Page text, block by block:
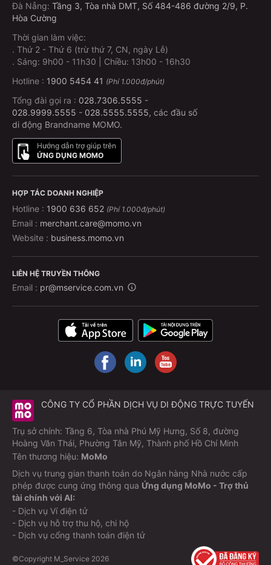
Đà Nẵng: Tầng 3, Tòa nhà DMT, Số 484-486 đường 2/9, P.
Hòa Cường
Thời gian làm việc:
. Thứ 2 - Thứ 6 (trừ thứ 7, CN, ngày Lễ)
. Sáng: 9h00 - 11h30 | Chiều: 13h00 - 16h30
Hotline : 1900 5454 41 (Phí 1.000đ/phút)
Tổng đài gọi ra : 028.7306.5555 -
028.9999.5555 - 028.5555.5555, các đầu số
di động Brandname MOMO.
Hướng dẫn trợ giúp trên
ỨNG DỤNG MOMO
HỢP TÁC DOANH NGHIỆP
Hotline : 1900 636 652 (Phí 1.000đ/phút)
Email : merchant.care@momo.vn
Website : business.momo.vn
LIÊN HỆ TRUYỀN THÔNG
Email : pr@mservice.com.vn
CÔNG TY CỔ PHẦN DỊCH VỤ DI ĐỘNG TRỰC TUYẾN
Trụ sở chính: Tầng 6, Tòa nhà Phú Mỹ Hưng, Số 8, đường
Hoàng Văn Thái, Phường Tân Mỹ, Thành phố Hồ Chí Minh
Tên thương hiệu: MoMo
Dịch vụ trung gian thanh toán do Ngân hàng Nhà nước cấp
phép được cung ứng thông qua Ứng dụng MoMo - Trợ thủ
tài chính với AI:
- Dịch vụ Ví điện tử
- Dịch vụ hỗ trợ thu hộ, chi hộ
- Dịch vụ cổng thanh toán điện tử
©Copyright M_Service 2026